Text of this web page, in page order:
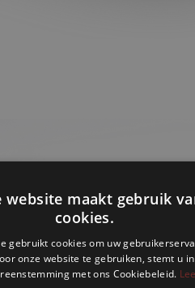
website maakt gebruik
cookies.
gebruikt cookies om uw
onze website te gebruiken, stemt u
met ons Cookiebeleid.